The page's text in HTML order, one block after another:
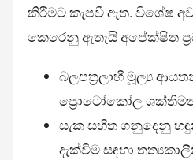
කිරීමට කැපවී ඇත. විශේෂ
කෙරෙනු ඇතැයි අපේක්ෂිත
බලපත්‍රලාභී මූල්‍ය
ප්‍රොටෝකෝල
සැක සහිත ගනුදෙනු
දැක්වීම සඳහා